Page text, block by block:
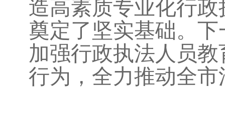
造高素质专业化行
奠定了坚实基础。
加强行政执法人员
行为，全力推动全